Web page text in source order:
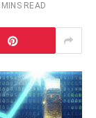
READ